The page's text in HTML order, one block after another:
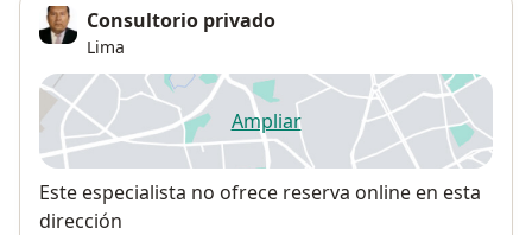
Consultorio privado
Lima
Ampliarse abre en una nueva
Disponibilidad
Este especialista no ofrece reserva online en esta
dirección